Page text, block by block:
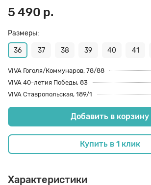
5 490 р.
Размеры:
36 37 38 39 40 41
VIVA Гоголя/Коммунаров, 78/88
VIVA 40-летия Победы, 83
VIVA Ставропольская, 189/1
Добавить в корзину
Купить в 1 клик
Характеристики
70 den
8 den
Подпяточники
Полустельки
Пропитка
Пяткоудерживатели
Растяжитель и Очиститель